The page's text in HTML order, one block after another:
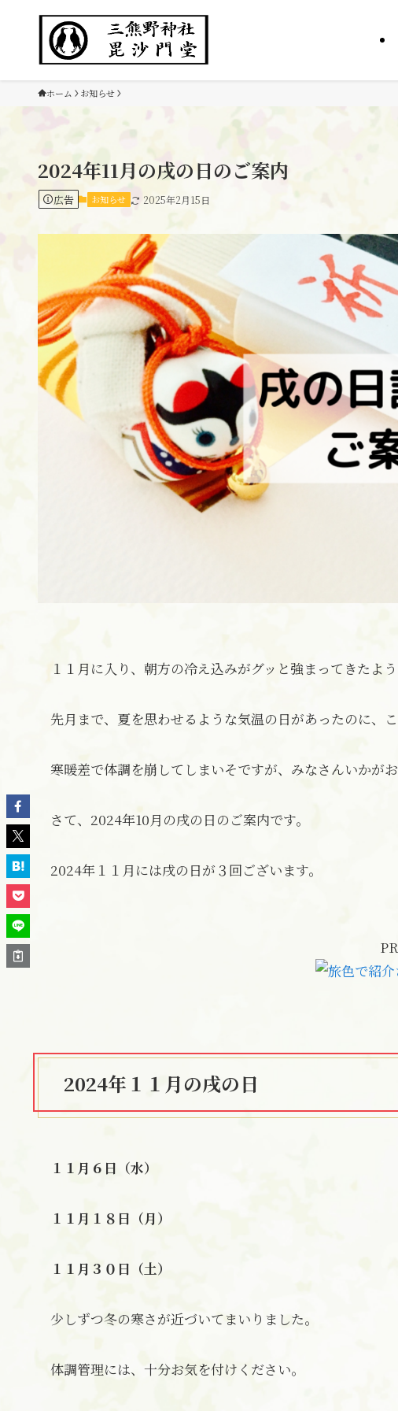
ホーム お知らせ
2024年11月の戌の日のご案内
広告 お知らせ 2025年2月15日
１１月に入り、朝方の冷え込みがグッと強まってきたよう
先月まで、夏を思わせるような気温の日があったのに、
寒暖差で体調を崩してしまいそですが、みなさんいかが
さて、2024年10月の戌の日のご案内です。
2024年１１月には戌の日が３回ございます。
PR
2024年１１月の戌の日
１１月６日（水）
１１月１８日（月）
１１月３０日（土）
少しずつ冬の寒さが近づいてまいりました。
体調管理には、十分お気を付けください。